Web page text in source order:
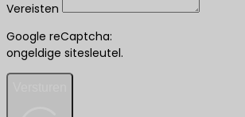
Vereisten
Google reCaptcha:
ongeldige sitesleutel.